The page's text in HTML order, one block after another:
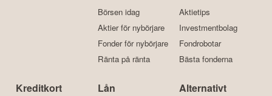
Börsen idag
Aktier för nybörjare
Fonder för nybörjare
Ränta på ränta
Aktietips
Investmentbolag
Fondrobotar
Bästa fonderna
Kreditkort Lån Alternativt